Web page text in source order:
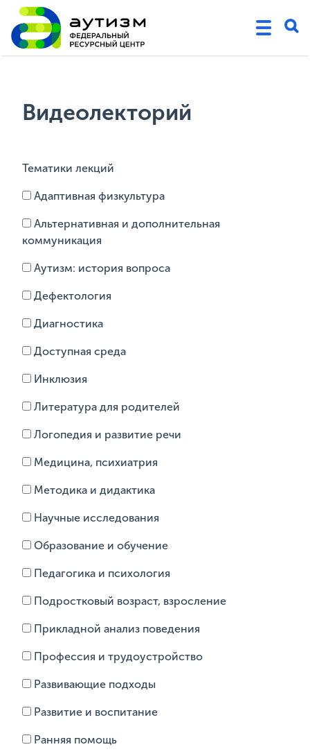
Видеолекторий
Тематики лекций
Адаптивная физкультура
Альтернативная и дополнительная
коммуникация
Аутизм: история вопроса
Дефектология
Диагностика
Доступная среда
Инклюзия
Литература для родителей
Логопедия и развитие речи
Медицина, психиатрия
Методика и дидактика
Научные исследования
Образование и обучение
Педагогика и психология
Подростковый возраст, взросление
Прикладной анализ поведения
Профессия и трудоустройство
Развивающие подходы
Развитие и воспитание
Ранняя помощь